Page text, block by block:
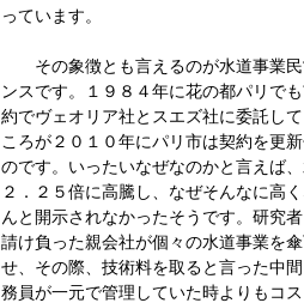
っています。
その象徴とも言えるのが水道事業民
ンスです。１９８４年に花の都パリで
約でヴェオリア社とスエズ社に委託し
ころが２０１０年にパリ市は契約を更
のです。いったいなぜなのかと言えば
２．２５倍に高騰し、なぜそんなに高
んと開示されなかったそうです。研究
請け負った親会社が個々の水道事業を
せ、その際、技術料を取ると言った中
務員が一元で管理していた時よりもコ